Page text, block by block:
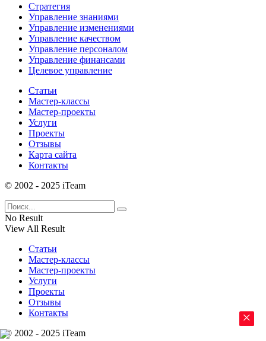
×
Стратегия
Управление знаниями
Управление изменениями
Управление качеством
Управление персоналом
Управление финансами
Целевое управление
Статьи
Мастер-классы
Мастер-проекты
Услуги
Проекты
Отзывы
Карта сайта
Контакты
© 2002 - 2025 iTeam
No Result
View All Result
Статьи
Мастер-классы
Мастер-проекты
Услуги
Проекты
Отзывы
Контакты
© 2002 - 2025 iTeam